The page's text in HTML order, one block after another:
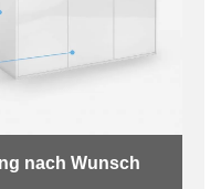
nach Wunsch